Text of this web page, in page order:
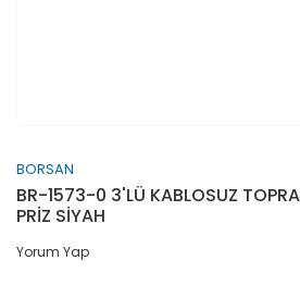
BORSAN
BR-1573-0 3'LÜ KABLOSUZ
PRİZ SİYAH
Yorum Yap